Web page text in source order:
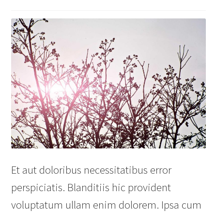
Shop
Et aut doloribus necessitatibus error
perspiciatis. Blanditiis hic provident
voluptatum ullam enim dolorem. Ipsa cum